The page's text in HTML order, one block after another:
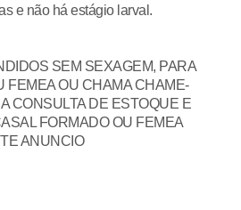
e não há estágio larval.
SEM SEXAGEM, PARA
FEMEA OU CHAMA CHAME-
CONSULTA DE ESTOQUE E
FORMADO OU FEMEA
ANUNCIO